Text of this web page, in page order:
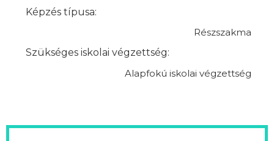
Képzés típusa:
Részszakma
Szükséges iskolai végzettség:
Alapfokú iskolai végzettség